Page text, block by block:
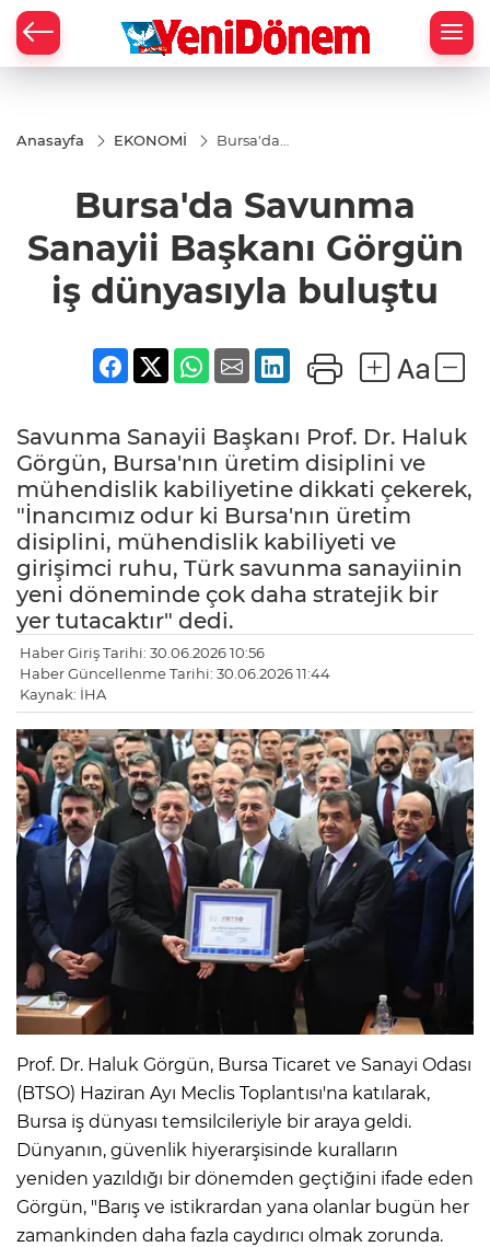
Anasayfa EKONOMİ
Bursa'da
Başkanı
Görgün iş
buluştu
Bursa'da Savunma
Sanayii Başkanı Görgün
iş dünyasıyla buluştu
Savunma Sanayii Başkanı Prof. Dr. Haluk
Görgün, Bursa'nın üretim disiplini ve
mühendislik kabiliyetine dikkati çekerek,
"İnancımız odur ki Bursa'nın üretim
disiplini, mühendislik kabiliyeti ve
girişimci ruhu, Türk savunma sanayiinin
yeni döneminde çok daha stratejik bir
yer tutacaktır" dedi.
Haber Giriş Tarihi: 30.06.2026 10:56
Haber Güncellenme Tarihi: 30.06.2026 11:44
Kaynak: İHA
Prof. Dr. Haluk Görgün, Bursa Ticaret ve Sanayi Odası
(BTSO) Haziran Ayı Meclis Toplantısı'na katılarak,
Bursa iş dünyası temsilcileriyle bir araya geldi.
Dünyanın, güvenlik hiyerarşisinde kuralların
yeniden yazıldığı bir dönemden geçtiğini ifade eden
Görgün, "Barış ve istikrardan yana olanlar bugün her
zamankinden daha fazla caydırıcı olmak zorunda.